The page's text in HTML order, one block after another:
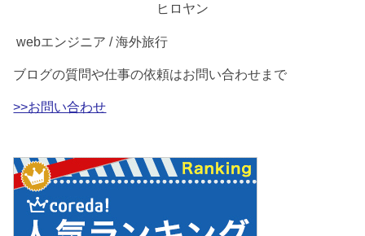
ヒロヤン
webエンジニア / 海外旅行
ブログの質問や仕事の依頼はお問い合わせまで
>>お問い合わせ